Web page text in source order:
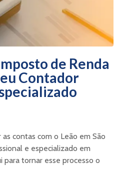
de Renda
Contador
contas com o Leão em São
e especializado em
tornar esse processo o